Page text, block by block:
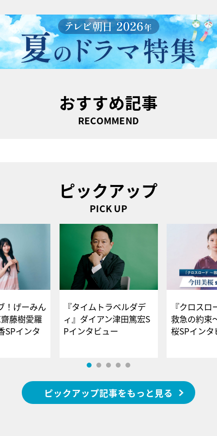
おすすめ記事
RECOMMEND
ピックアップ
PICK UP
！げーみん
藤樹愛羅
SPインタ
『タイムトラベルダデ
ィ』ダイアン津田篤宏S
Pインタビュー
『クロス
救急の約束
桜SPイ
ピックアップ記事をもっと見る